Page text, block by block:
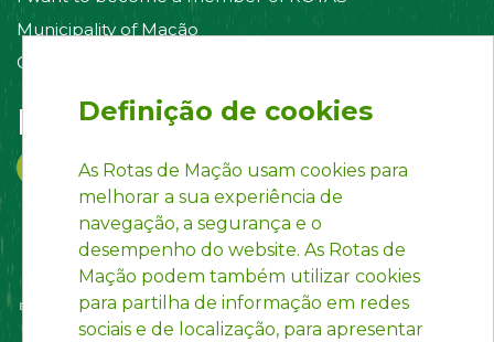
Municipality of Mação
Contact us
Follow us on:
Definição de cookies
As Rotas de Mação usam cookies para
melhorar a sua experiência de
navegação, a segurança e o
desempenho do website. As Rotas de
Mação podem também utilizar cookies
para partilha de informação em redes
sociais e de localização, para apresentar